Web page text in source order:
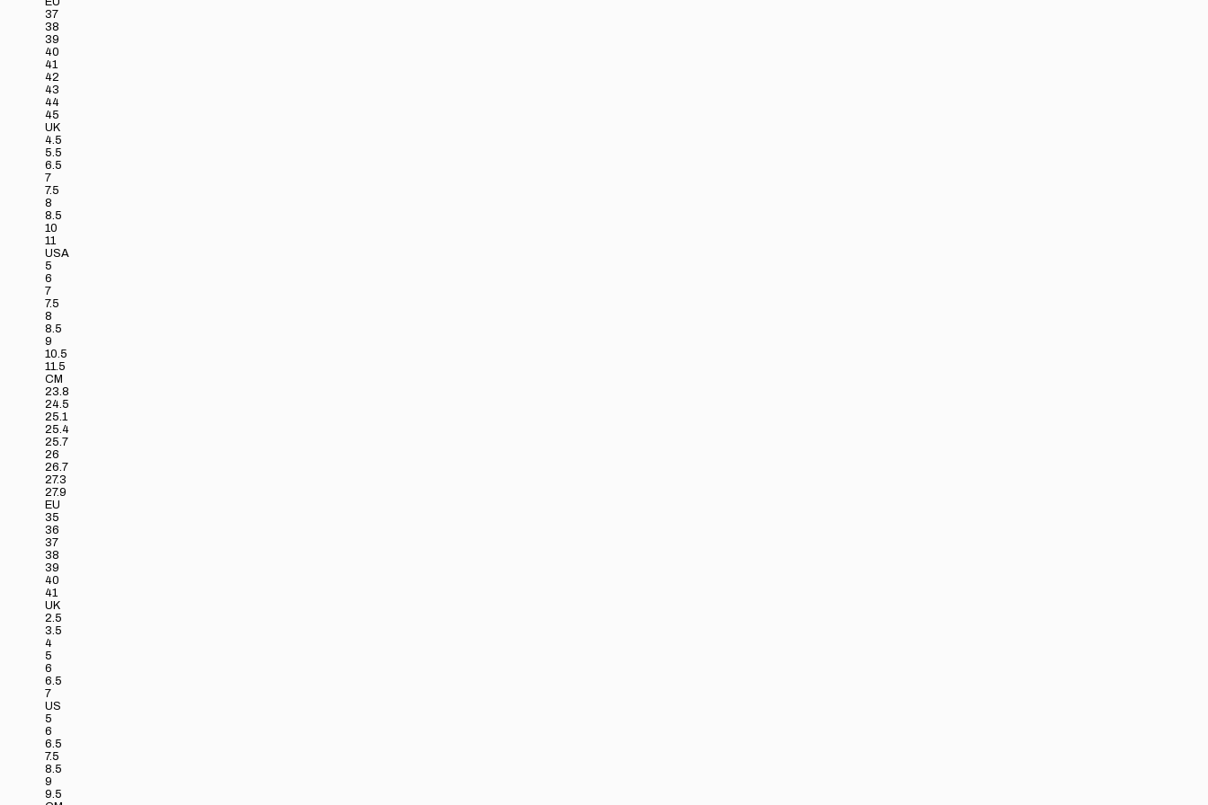
37
38
39
40
41
42
43
44
45
UK
4.5
5.5
6.5
7
7.5
8
8.5
10
11
USA
5
6
7
7.5
8
8.5
9
10.5
11.5
CM
23.8
24.5
25.1
25.4
25.7
26
26.7
27.3
27.9
EU
35
36
37
38
39
40
41
UK
2.5
3.5
4
5
6
6.5
7
US
5
6
6.5
7.5
8.5
9
9.5